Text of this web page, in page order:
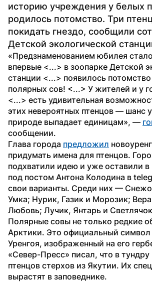
историю учреждения у белых
родилось потомство. Три
покидать гнездо, сообщили
Детской экологической
«Предзнаменованием юбилея
впервые <...> в зоопарке Детской
станции <...> появилось
полярных сов! <...> У жителей и у
<...> есть удивительная
этих невероятных птенцов — шанс
природе выпадает единицам», —
сообщении.
Глава города предложил
придумать имена для птенцов.
подхватили идею и уже оставили
под постом Антона Колодина в
свои варианты. Среди них —
Умка; Нурик, Газик и Морозик;
Любовь; Лучик, Янтарь и
Полярные совы не только редкие
Арктики. Это официальный символ
Уренгоя, изображенный на его
«Север-Пресс» писал, что в
птенцов стерхов из Якутии. Их
вырастят в заповеднике.